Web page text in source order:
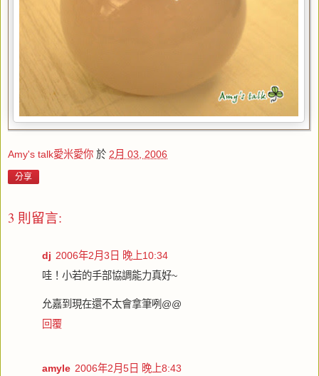
Amy's talk愛米愛你 於 2月 03, 2006
分享
3 則留言:
dj 2006年2月3日 晚上10:34
哇！小若的手部協調能力真好~
允嘉到現在還不太會拿筆咧@@
回覆
amyle 2006年2月5日 晚上8:43